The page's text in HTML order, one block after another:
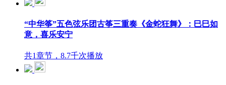
“中华筝”五色弦乐团古筝三重奏《金蛇狂舞》：巳巳如
意，喜乐安宁
共1章节，8.7千次播放